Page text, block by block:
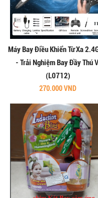
Máy Bay Điều Khiển Từ Xa
- Trải Nghiệm Bay Đầy Thú
(L0712)
270.000 VND